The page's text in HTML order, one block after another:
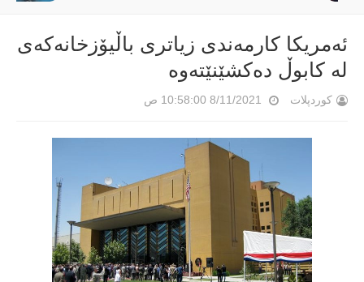
ئەمریکا كارمەندی زیاتری باڵیۆزخانەكەی
لە كابوڵ دەكشێنێتەوە
کوردپلات 8/11/2021 10:58:00 ص